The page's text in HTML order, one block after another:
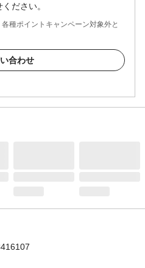
ださい。
種ポイントキャンペーン対象外と
合わせ